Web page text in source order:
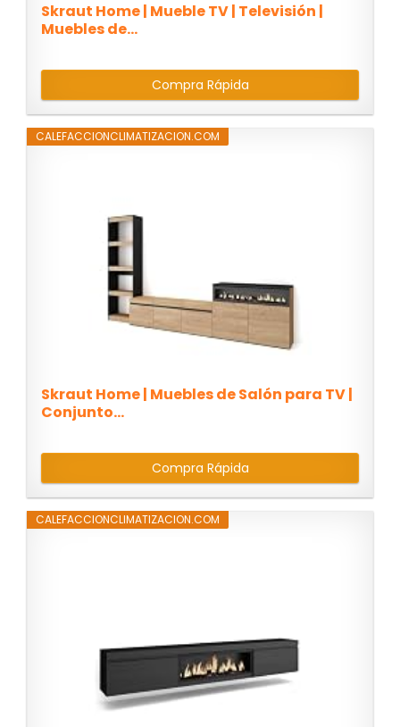
Skraut Home | Mueble TV | Televisión |
Muebles de...
Compra Rápida
CALEFACCIONCLIMATIZACION.COM
Skraut Home | Muebles de Salón para TV |
Conjunto...
Compra Rápida
CALEFACCIONCLIMATIZACION.COM